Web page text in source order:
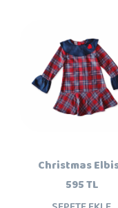
Christmas
595 TL